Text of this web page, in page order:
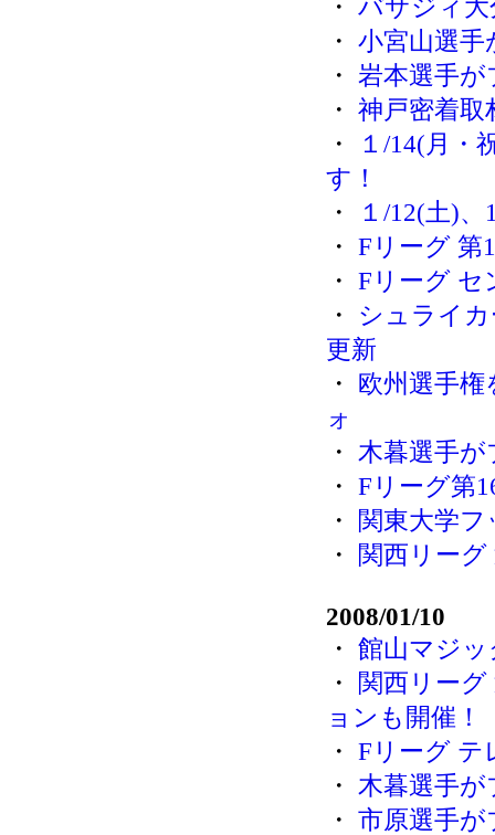
・ バサジィ
・ 小宮山選
・ 岩本選手
・ 神戸密着取
・
１/14(月・
す！
・
１/12(土)
・ Fリーグ 第
・ Fリーグ セ
・ シュライ
更新
・ 欧州選手
ォ
・ 木暮選手
・ Fリーグ第
・ 関東大学
・ 関西リー
2008/01/10
・ 館山マジ
・ 関西リー
ョンも開催！
・ Fリーグ テ
・ 木暮選手
・ 市原選手